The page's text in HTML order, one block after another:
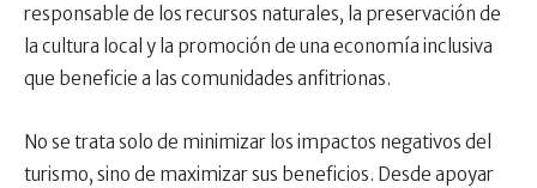
responsable de los recursos naturales, la preservación de
la cultura local y la promoción de una economía inclusiva
que beneficie a las comunidades anfitrionas.
No se trata solo de minimizar los impactos negativos del
turismo, sino de maximizar sus beneficios. Desde apoyar